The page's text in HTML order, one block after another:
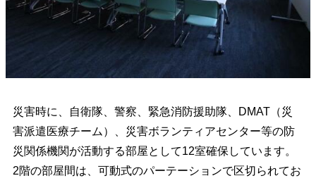
災害時に、自衛隊、警察、緊急消防援助隊、DMAT（災
害派遣医療チーム）、災害ボランティアセンター等の防
災関係機関が活動する部屋として12室確保しています。
2階の部屋間は、可動式のパーテーションで区切られてお